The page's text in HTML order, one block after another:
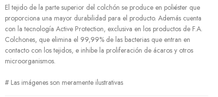
El tejido de la parte superior del colchón se produce en poliéster que
proporciona una mayor durabilidad para el producto. Además cuenta
con la tecnología Active Protection, exclusiva en los productos de F.A.
Colchones, que elimina el 99,99% de las bacterias que entran en
contacto con los tejidos, e inhibe la proliferación de ácaros y otros
microorganismos.
# Las imágenes son meramente ilustrativas